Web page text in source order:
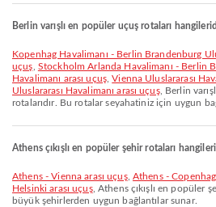
Berlin varışlı en popüler uçuş rotaları
Kopenhag Havalimanı - Berlin Brandenburg Uluslararası Havalimanı arası
uçuş Stockholm Arlanda Havalimanı - Berlin
Havalimanı arası uçuş,Vienna Uluslararası
Uluslararası Havalimanı arası uçuş, Berlin
rotalarıdır. Bu rotalar seyahatiniz için uygun
Athens çıkışlı en popüler şehir rotaları
Athens - Vienna arası uçuş, Athens -
Helsinki arası uçuş, Athens çıkışlı en popüler
büyük şehirlerden uygun bağlantılar sunar.